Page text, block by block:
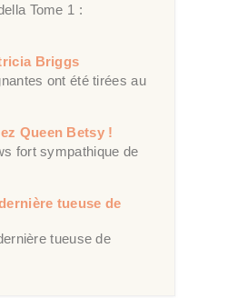
Tome 1 :
Briggs
ont été tirées au
Queen Betsy !
fort sympathique de
tueuse de
tueuse de